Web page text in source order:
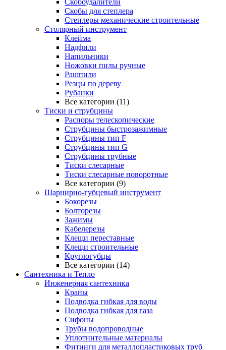
Скобоудалители
Скобы для степлера
Степлеры механические строительные
Столярный инструмент
Клейма
Надфили
Напильники
Ножовки пилы ручные
Рашпили
Резцы по дереву
Рубанки
Все категории (11)
Тиски и струбцины
Распоры телескопические
Струбцины быстрозажимные
Струбцины тип F
Струбцины тип G
Струбцины трубные
Тиски слесарные
Тиски слесарные поворотные
Все категории (9)
Шарнирно-губцевый инструмент
Бокорезы
Болторезы
Зажимы
Кабелерезы
Клещи переставные
Клещи строительные
Круглогубцы
Все категории (14)
Сантехника и Тепло
Инженерная сантехника
Краны
Подводка гибкая для воды
Подводка гибкая для газа
Сифоны
Трубы водопроводные
Уплотнительные материалы
Фитинги для металлопластиковых труб